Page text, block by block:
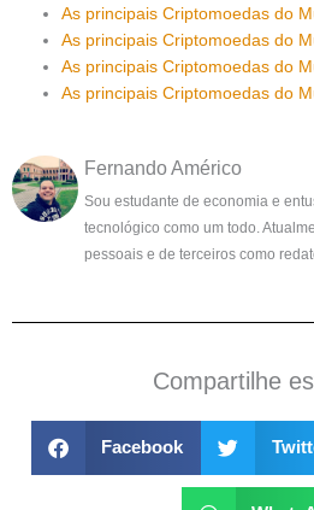
As principais Criptomoedas do
As principais Criptomoedas do
As principais Criptomoedas do
As principais Criptomoedas do
Fernando Américo
Sou estudante de economia e
tecnológico como um todo.
pessoais e de terceiros como
Compartilhe
Facebook